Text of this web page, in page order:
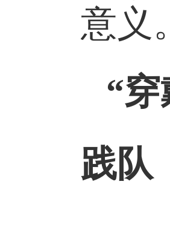
意义
“
践队